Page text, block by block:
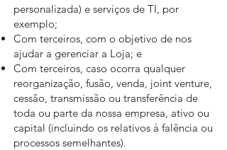
personalizada) e serviços de TI, por
exemplo;
Com terceiros, com o objetivo de nos
ajudar a gerenciar a Loja; e
Com terceiros, caso ocorra qualquer
reorganização, fusão, venda, joint venture,
cessão, transmissão ou transferência de
toda ou parte da nossa empresa, ativo ou
capital (incluindo os relativos à falência ou
processos semelhantes).